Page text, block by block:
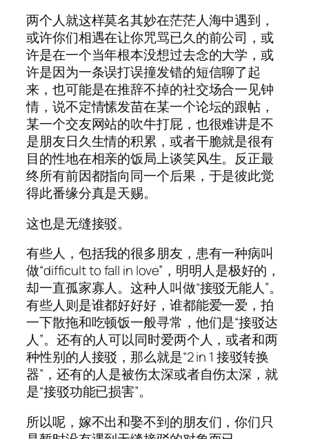
两个人就这样莫名其妙在茫茫人海中遇到，
或许你们相遇在让你咒骂已久的前公司，或
许是在一个当年根本没想过去念的大学，或
许是因为一条误打误撞发错的短信聊了起
来，也可能是在推辞不掉的社交场合一见钟
情，说不定情愫发苗在某一个论坛的跟帖，
某一个交友网站的吹牛打屁，也很难讲是不
是朋友日久生情的积累，或者干脆就是很有
目的性地在相亲的饭局上谈笑风生。反正最
终所有前因都指向同一个后果，于是彼此觉
得此番缘分真是天赐。
这也是无缝接驳。
有些人，包括我的很多朋友，患有一种病叫
做“difficult to fall in love”，明明人是极好的，
却一直孤家寡人。这种人叫做“接驳无能人”。
有些人则是谁都好好好，谁都能爱一爱，拍
一下散拖和吃顿饭一般寻常，他们是“接驳达
人”。还有的人可以同时爱两个人，或者和两
种性别的人接驳，那么就是“2 in 1 接驳转换
器”，还有的人是被伤太深或者自伤太深，就
是“接驳功能已损害”。
所以呢，嫁不出和娶不到的朋友们，你们只